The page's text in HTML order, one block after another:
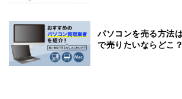
パソコンを売る方法
で売りたいならどこ？